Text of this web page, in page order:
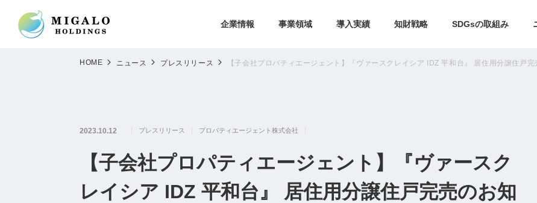
企業情報 事業領域 導入実績 知財戦略 SDGsの取組み
HOME ニュース プレスリリース 【子会社プロパティエージェント】『ヴァースクレイシア IDZ 平和台』 居住用分譲住戸完
2023.10.12 プレスリリース プロパティエージェント株式会社
【子会社プロパティエージェント】『ヴァースク
レイシア IDZ 平和台』 居住用分譲住戸完売のお知